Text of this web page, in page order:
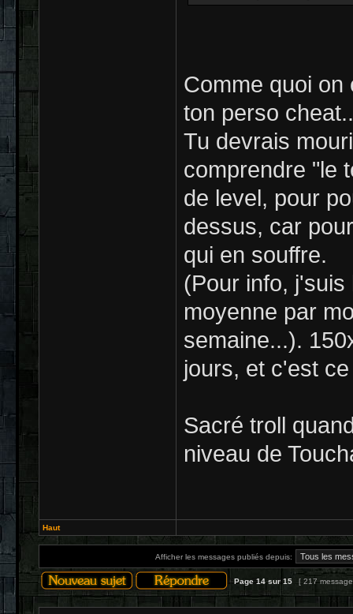
Comme quoi
ton perso
Tu devrais
comprendre "le
de level, pour
dessus, car
qui en souffre.
(Pour info,
moyenne par
semaine...).
jours, et c'est
Sacré troll
niveau de
Haut
Afficher les messages publiés depuis:
Page14sur15 [ 217